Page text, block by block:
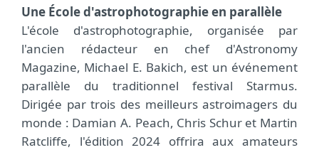
Une École d'astrophotographie en parallèle
L'école d'astrophotographie, organisée par
l'ancien rédacteur en chef d'Astronomy
Magazine, Michael E. Bakich, est un événement
parallèle du traditionnel festival Starmus.
Dirigée par trois des meilleurs astroimagers du
monde : Damian A. Peach, Chris Schur et Martin
Ratcliffe, l'édition 2024 offrira aux amateurs